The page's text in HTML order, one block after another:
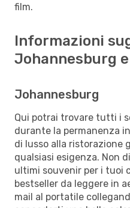
film.
Informazioni
Johannesburg
Johannesburg
Qui potrai trovare tutti i
durante la permanenza
di lusso alla ristorazione
qualsiasi esigenza. Non
ultimi souvenir per i tuoi
bestseller da leggere in
mail al portatile